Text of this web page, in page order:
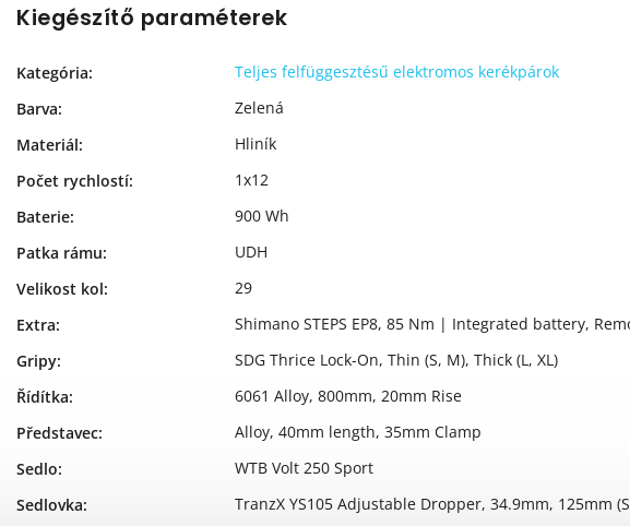
Kiegészítő paraméterek
Kategória:
Teljes felfüggesztésű elektromos kerékpárok
Barva:
Zelená
Materiál:
Hliník
Počet rychlostí:
1x12
Baterie:
900 Wh
Patka rámu:
UDH
Velikost kol:
29
Extra:
Shimano STEPS EP8, 85 Nm | Integrated battery,
Gripy:
SDG Thrice Lock-On, Thin (S, M), Thick (L, XL)
Řídítka:
6061 Alloy, 800mm, 20mm Rise
Představec:
Alloy, 40mm length, 35mm Clamp
Sedlo:
WTB Volt 250 Sport
Sedlovka:
TranzX YS105 Adjustable Dropper, 34.9mm, 125mm